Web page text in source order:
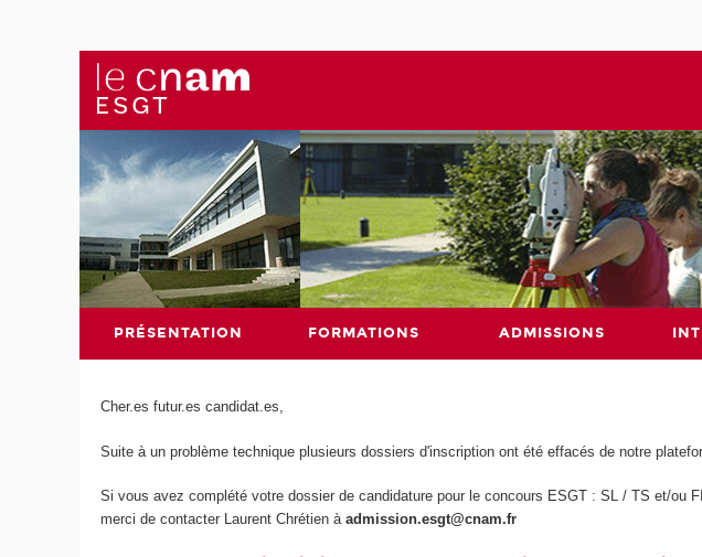
PRÉSENTATION FORMATIONS ADMISSIONS
Cher.es futur.es candidat.es,
Suite à un problème technique plusieurs dossiers d'inscription ont été effacés de notre
Si vous avez complété votre dossier de candidature pour le concours ESGT : SL / TS et/ou
merci de contacter Laurent Chrétien àadmission.esgt@cnam.fr